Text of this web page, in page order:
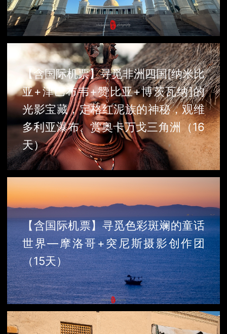
【含国际机票】寻觅非洲四国[纳米比
亚+津巴布韦+赞比亚+博茨瓦纳]的
光影宝藏，定格红泥族的神秘，观维
多利亚瀑布、赏奥卡万戈三角洲（16
天）
【含国际机票】寻觅色彩斑斓的童话
世界—摩洛哥+突尼斯摄影创作团
（15天）